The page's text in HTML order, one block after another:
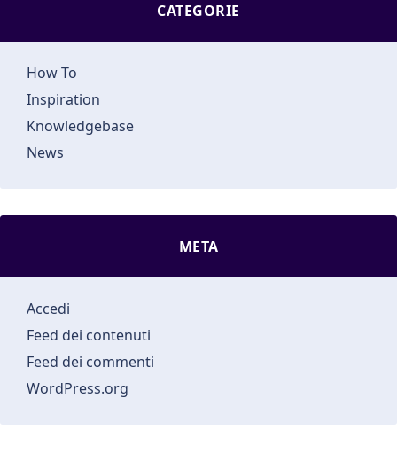
CATEGORIE
How To
Inspiration
Knowledgebase
News
META
Accedi
Feed dei contenuti
Feed dei commenti
WordPress.org